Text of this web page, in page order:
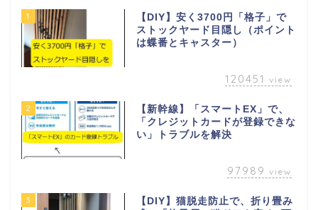
1
【DIY】安く3700円「格子」で
ストックヤード目隠し（ポイント
は蝶番とキャスター）
120451 view
2
【新幹線】「スマートEX」で、
「クレジットカードが登録できな
い」トラブルを解決
97989 view
3
【DIY】猫脱走防止で、折り畳み